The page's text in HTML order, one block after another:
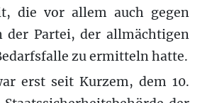
die vor allem auch gegen
der Partei, der allmächtigen
zu ermitteln hatte.
erst seit Kurzem, dem 10.